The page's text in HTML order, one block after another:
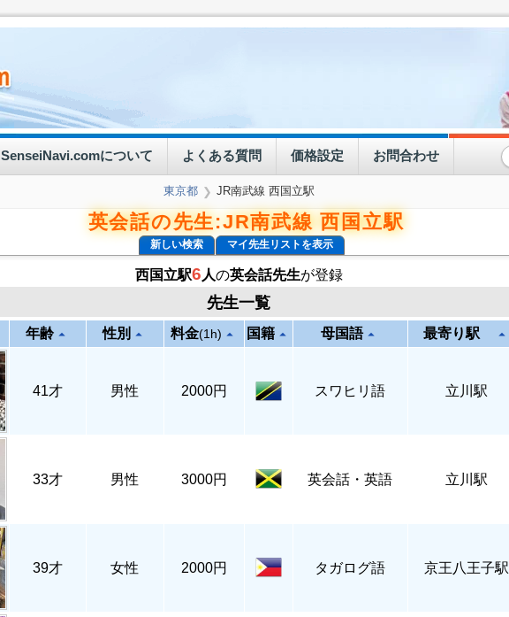
SenseiNavi.comについて よくある質問 価格設定 お問合わせ
東京都 ❯ JR南武線 西国立駅
英会話の先生:JR南武線 西国立駅
新しい検索 マイ先生リストを表示
西国立駅6 人の英会話先生が登録
先生一覧
年齢arrow_drop_up 性別 arrow_drop_up 料金(1h) arrow_drop_up 国籍arrow_drop_up 母国語arrow_drop_up 最寄り駅 arrow_drop_up
41才 男性 2000円 スワヒリ語 立川駅
33才 男性 3000円 英会話・英語 立川駅
39才 女性 2000円 タガログ語 京王八王子駅